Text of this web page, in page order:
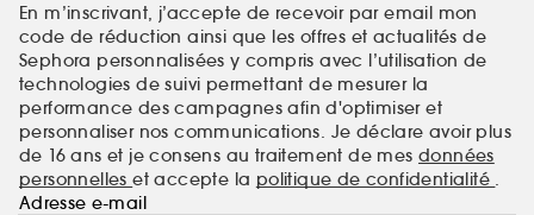
En m’inscrivant, j’accepte de recevoir par email mon
code de réduction ainsi que les offres et actualités de
Sephora personnalisées y compris avec l’utilisation de
technologies de suivi permettant de mesurer la
performance des campagnes afin d'optimiser et
personnaliser nos communications. Je déclare avoir plus
de 16 ans et je consens au traitement de mes données
personnelleset accepte la politique de confidentialité .
Adresse e-mail